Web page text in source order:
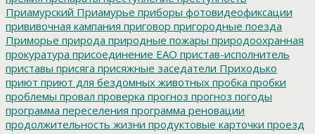
Приамурский Приамурье приборы фотовидеофиксации
прививочная кампания приговор пригородные поезда
Приморье природа природные пожары природоохранная
прокуратура присоединение ЕАО пристав-исполнитель
приставы присяга присяжные заседатели Приходько
приют приют для бездомных животных пробка пробки
проблемы провал проверка прогноз прогноз погоды
программа переселения программа реновации
продолжительность жизни продуктовые карточки проезд